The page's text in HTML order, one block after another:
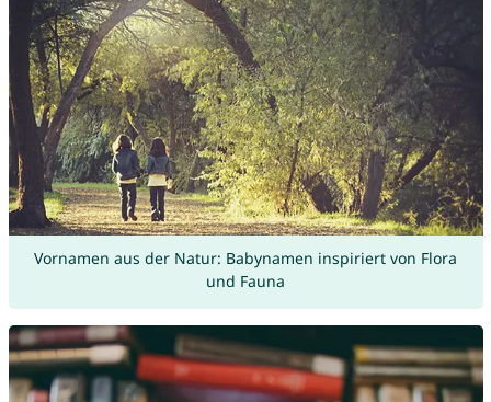
Vornamen aus der Natur: Babynamen inspiriert von Flora
und Fauna